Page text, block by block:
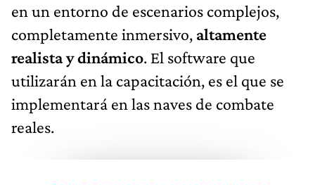
en un entorno de escenarios complejos,
completamente inmersivo, altamente
realista y dinámico. El software que
utilizarán en la capacitación, es el que se
implementará en las naves de combate
reales.